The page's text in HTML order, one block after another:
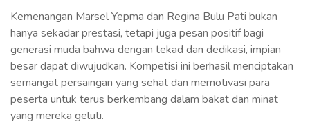
Kemenangan Marsel Yepma dan Regina Bulu Pati bukan
hanya sekadar prestasi, tetapi juga pesan positif bagi
generasi muda bahwa dengan tekad dan dedikasi, impian
besar dapat diwujudkan. Kompetisi ini berhasil menciptakan
semangat persaingan yang sehat dan memotivasi para
peserta untuk terus berkembang dalam bakat dan minat
yang mereka geluti.